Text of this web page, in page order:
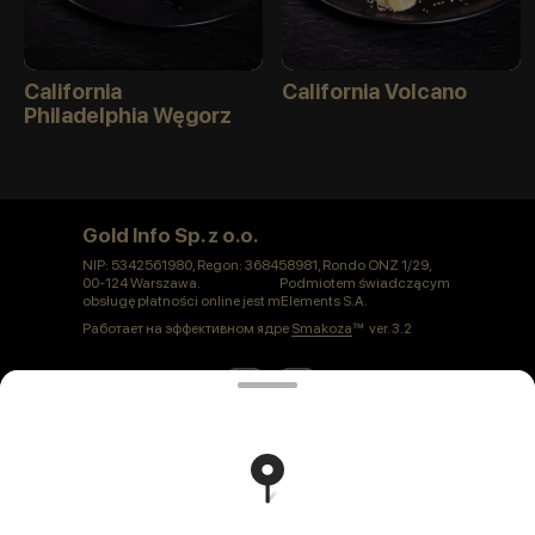
California
Philadelphia Węgorz
California Volcano
Gold Info Sp. z o.o.
NIP: 5342561980, Regon: 368458981, Rondo ONZ 1/29,
00-124 Warszawa. Podmiotem świadczącym
obsługę płatności online jest mElements S.A.
Работает на эффективном ядре Smakozaver. 3.2
Polityka prywatności
Публичная оферта